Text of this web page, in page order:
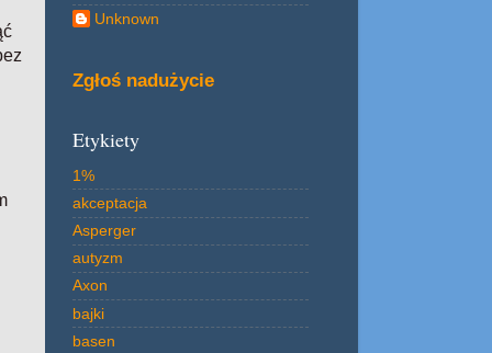
Unknown
Zgłoś nadużycie
Etykiety
1%
akceptacja
Asperger
autyzm
Axon
bajki
basen